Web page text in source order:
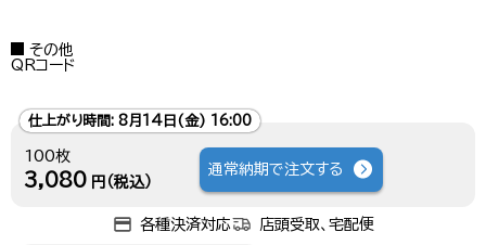
その他
QRコード
仕上がり時間: 8月14日(金) 16:00
100枚
3,080 円（税込）
通常納期で注文する
各種決済対応 店頭受取、宅配便